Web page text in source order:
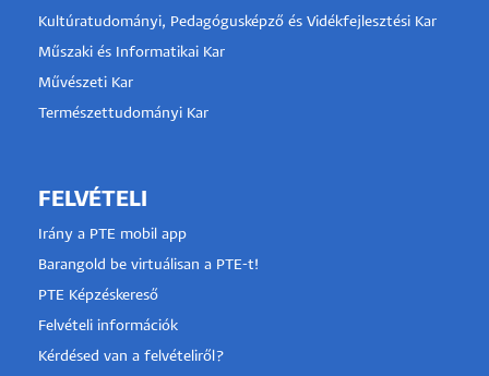
Kultúratudományi, Pedagógusképző és Vidékfejlesztési Kar
Műszaki és Informatikai Kar
Művészeti Kar
Természettudományi Kar
FELVÉTELI
Irány a PTE mobil app
Barangold be virtuálisan a PTE-t!
PTE Képzéskereső
Felvételi információk
Kérdésed van a felvételiről?